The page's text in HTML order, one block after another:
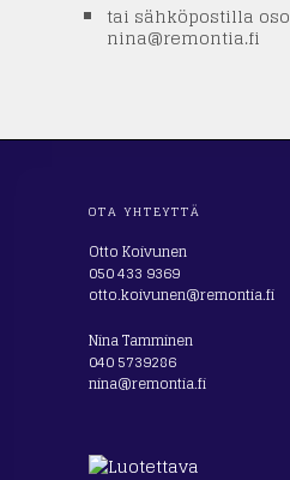
tai sähköpostilla
nina@remontia.fi
OTA YHTEYTTÄ
Otto Koivunen
050 433 9369
otto.koivunen@remontia.fi
Nina Tamminen
040 5739286
nina@remontia.fi